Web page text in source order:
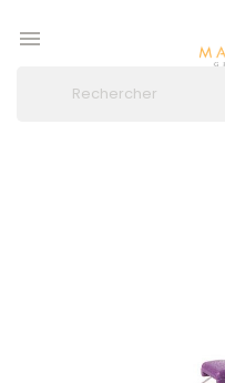
